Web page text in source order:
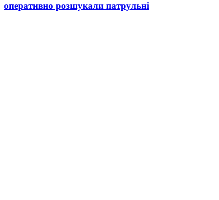
оперативно розшукали патрульні